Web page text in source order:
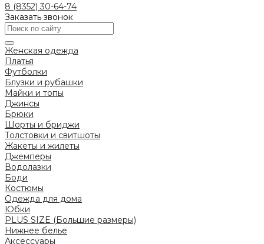
8 (8352) 30-64-74
Заказать звонок
Женская одежда
Платья
Футболки
Блузки и рубашки
Майки и топы
Джинсы
Брюки
Шорты и бриджи
Толстовки и свитшоты
Жакеты и жилеты
Джемперы
Водолазки
Боди
Костюмы
Одежда для дома
Юбки
PLUS SIZE (Большие размеры)
Нижнее белье
Аксессуары